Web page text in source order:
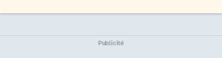
Publicité